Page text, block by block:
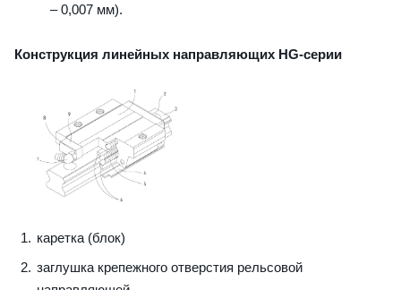
– 0,007 мм).
Конструкция линейных направляющих HG-серии
каретка (блок)
заглушка крепежного отверстия рельсовой